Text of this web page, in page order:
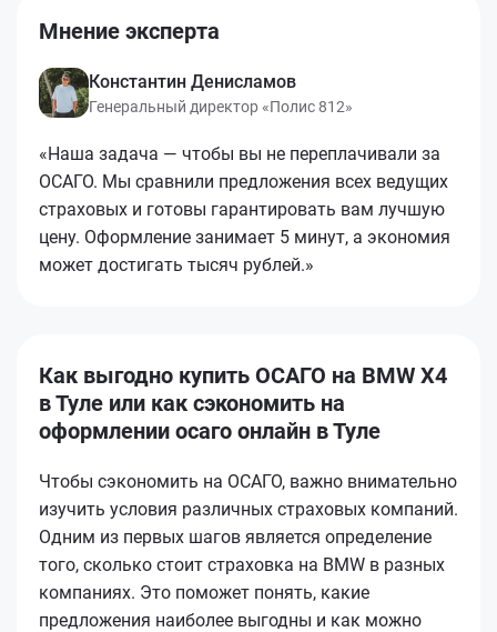
Мнение эксперта
Константин Денисламов
Генеральный директор «Полис 812»
«Наша задача — чтобы вы не переплачивали за
ОСАГО. Мы сравнили предложения всех ведущих
страховых и готовы гарантировать вам лучшую
цену. Оформление занимает 5 минут, а экономия
может достигать тысяч рублей.»
Как выгодно купить ОСАГО на BMW X4
в Туле или как сэкономить на
оформлении осаго онлайн в Туле
Чтобы сэкономить на ОСАГО, важно внимательно
изучить условия различных страховых компаний.
Одним из первых шагов является определение
того, сколько стоит страховка на BMW в разных
компаниях. Это поможет понять, какие
предложения наиболее выгодны и как можно